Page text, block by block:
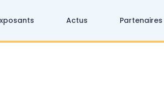
Actus Partenaires